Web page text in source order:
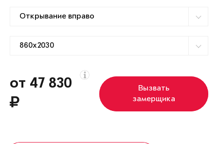
от 47 830
Вызвать
замерщика